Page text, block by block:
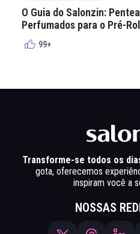
O Guia do Salonzin:
Perfumados para o Pré-
99+
Transforme-se todos os
gota, oferecemos
inspiram você a
NOSSAS